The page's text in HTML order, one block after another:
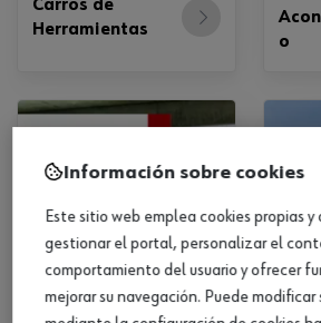
Carros de
Herramientas
o
Información sobre cookies
Este sitio web emplea cookies propias
gestionar el portal, personalizar el
comportamiento del usuario y ofrecer
mejorar su navegación. Puede modificar